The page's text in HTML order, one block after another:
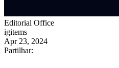
Editorial Office
igitems
Apr 23, 2024
Partilhar: